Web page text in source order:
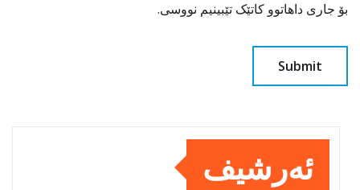
بۆ جاری داهاتوو کاتێک تێبینیم نووسی.
ئەرشیف